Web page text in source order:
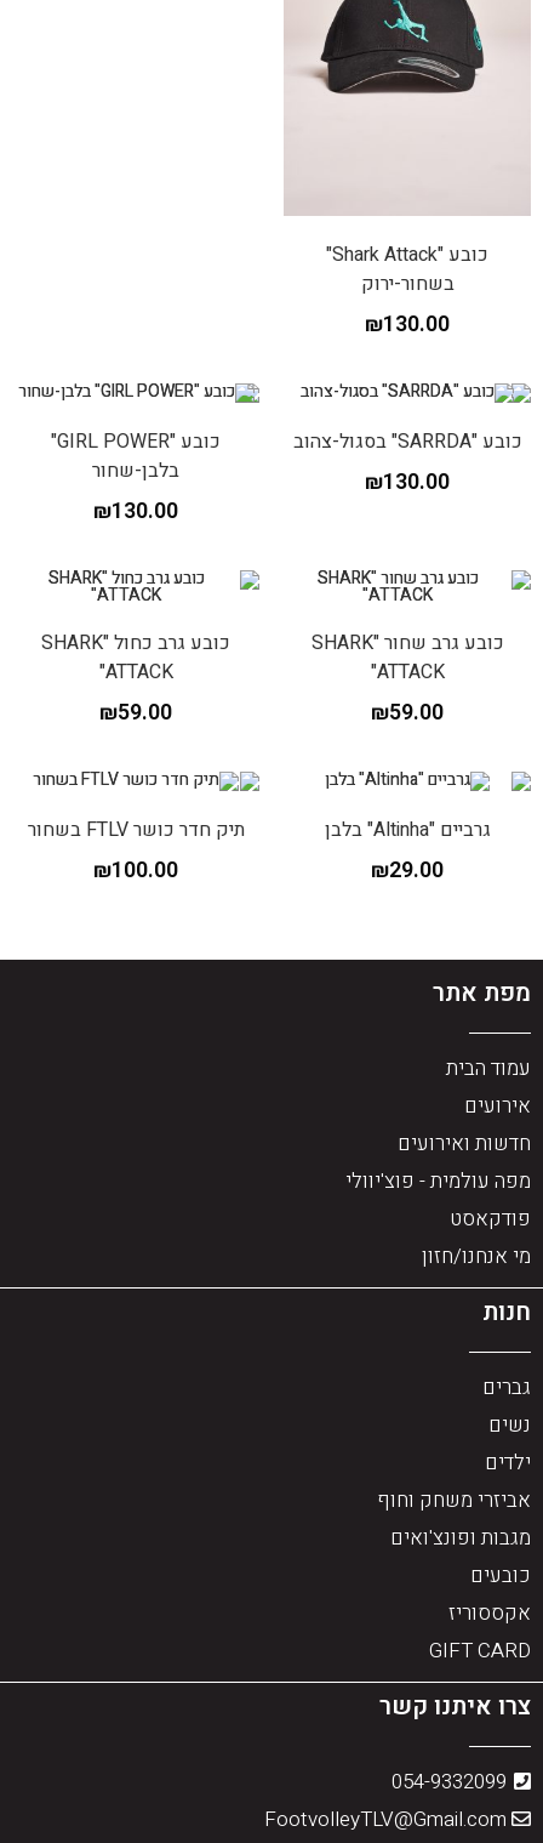
כובע "Shark Attack"
בשחור-ירוק
₪130.00
כובע "SARRDA" בסגול-צהוב
₪130.00
כובע "GIRL POWER"
בלבן-שחור
₪130.00
כובע גרב שחור "SHARK
ATTACK"
₪59.00
כובע גרב כחול "SHARK
ATTACK"
₪59.00
גרביים "Altinha" בלבן
₪29.00
תיק חדר כושר FTLV בשחור
₪100.00
מפת אתר
עמוד הבית
אירועים
חדשות ואירועים
מפה עולמית - פוצ'יוולי
פודקאסט
מי אנחנו/חזון
חנות
גברים
נשים
ילדים
אביזרי משחק וחוף
מגבות ופונצ'ואים
כובעים
אקססוריז
GIFT CARD
צרו איתנו קשר
054-9332099
FootvolleyTLV@Gmail.com